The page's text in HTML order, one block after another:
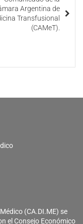
Argentina de
Transfusional
(CAMeT).
(CA.DI.ME) se
el Consejo Económico